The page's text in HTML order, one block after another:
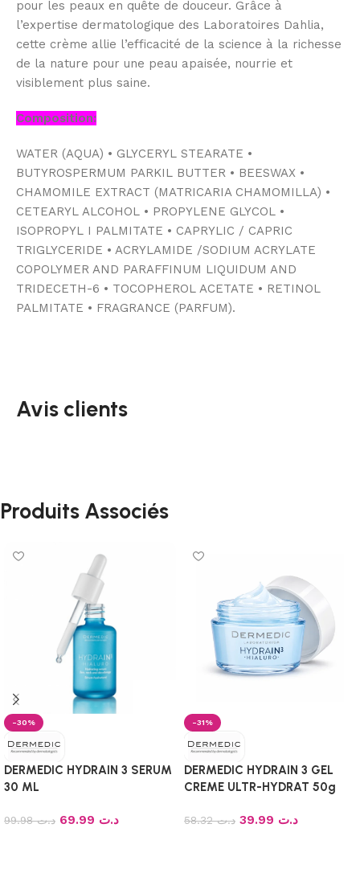
pour les peaux en quête de douceur. Grâce à
l’expertise dermatologique des Laboratoires Dahlia,
cette crème allie l’efficacité de la science à la richesse
de la nature pour une peau apaisée, nourrie et
visiblement plus saine.
Composition:
WATER (AQUA) • GLYCERYL STEARATE •
BUTYROSPERMUM PARKIL BUTTER • BEESWAX •
CHAMOMILE EXTRACT (MATRICARIA CHAMOMILLA) •
CETEARYL ALCOHOL • PROPYLENE GLYCOL •
ISOPROPYL I PALMITATE • CAPRYLIC / CAPRIC
TRIGLYCERIDE • ACRYLAMIDE /SODIUM ACRYLATE
COPOLYMER AND PARAFFINUM LIQUIDUM AND
TRIDECETH-6 • TOCOPHEROL ACETATE • RETINOL
PALMITATE • FRAGRANCE (PARFUM).
Avis clients
Produits Associés
-30%
DERMEDIC HYDRAIN 3 SERUM
30 ML
د.ت99.98 د.ت
-31%
DERMEDIC HYDRAIN 3 GEL
CREME ULTR-HYDRAT 50g
د.ت58.32 د.ت